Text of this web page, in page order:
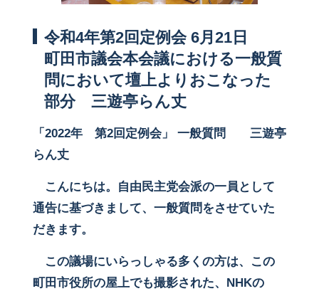
令和4年第2回定例会 6月21日
町田市議会本会議における一般質
問において壇上よりおこなった
部分 三遊亭らん丈
「2022年 第2回定例会」 一般質問 三遊亭
らん丈
こんにちは。自由民主党会派の一員として
通告に基づきまして、一般質問をさせていた
だきます。
この議場にいらっしゃる多くの方は、この
町田市役所の屋上でも撮影された、NHKの